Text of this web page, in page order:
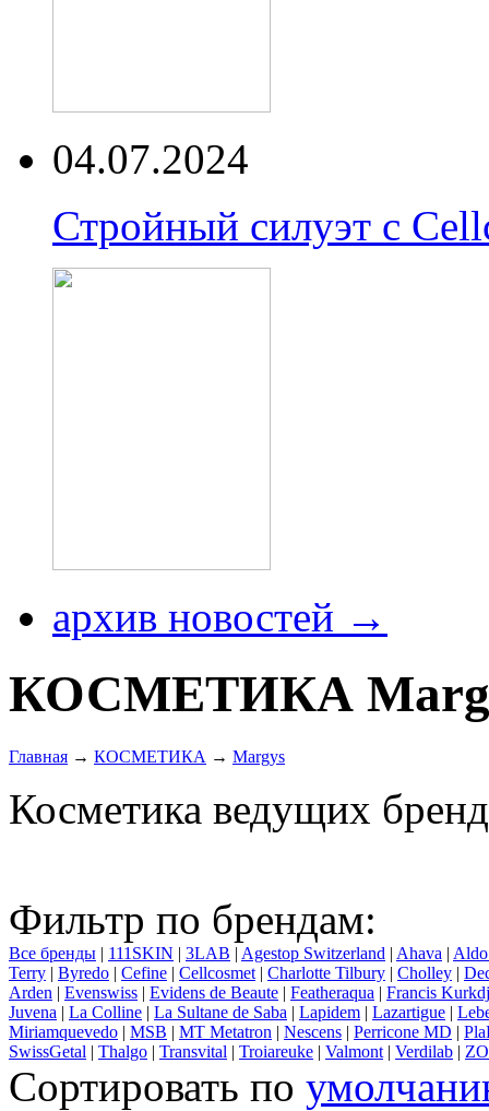
04.07.2024
Стройный силуэт с
архив новостей →
КОСМЕТИКА
Главная → КОСМЕТИКА → Margys
Косметика ведущих
Фильтр по брендам:
Все бренды | 111SKIN | 3LAB | Agestop Switzerland | Ahava |
Terry | Byredo | Cefine | Cellcosmet | Charlotte Tilbury | Cholley |
Arden | Evenswiss | Evidens de Beaute | Featheraqua | Francis
Juvena | La Colline | La Sultane de Saba | Lapidem | Lazartigue |
Miriamquevedo | MSB | MT Metatron | Nescens | Perricone MD |
SwissGetal | Thalgo | Transvital | Troiareuke | Valmont | Verdilab |
Сортировать по